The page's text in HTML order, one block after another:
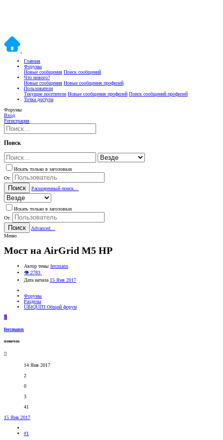
Главная
Форумы
Новые сообщения Поиск сообщений
Что нового?
Новые сообщения Новые сообщения профилей
Пользователи
Текущие посетители Новые сообщения профилей Поиск сообщений профилей
Точка доступа
Форумы
Вход
Регистрация
Поиск
Искать только в заголовках
От:
Поиск Расширенный поиск…
Искать только в заголовках
От:
Поиск
Advanced…
Меню
Мост на AirGrid M5 HP
Автор темы fercmann
👁 2783
Дата начала 15 Янв 2017
Форумы
Разделы
UBIQUITI Общий форум
F
fercmann
новичок
14 Янв 2017
2
0
3
41
15 Янв 2017
#1